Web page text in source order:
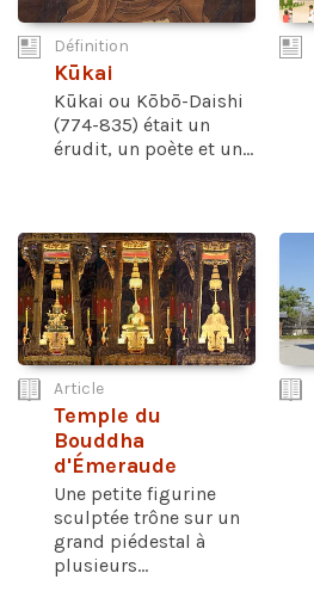
Définition
Kūkai
Kūkai ou Kōbō-Daishi
(774-835) était un
érudit, un poète et un...
Article
Temple du
Bouddha
d'Émeraude
Une petite figurine
sculptée trône sur un
grand piédestal à
plusieurs...